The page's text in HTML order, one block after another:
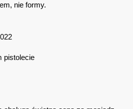
nie formy.
pistolecie